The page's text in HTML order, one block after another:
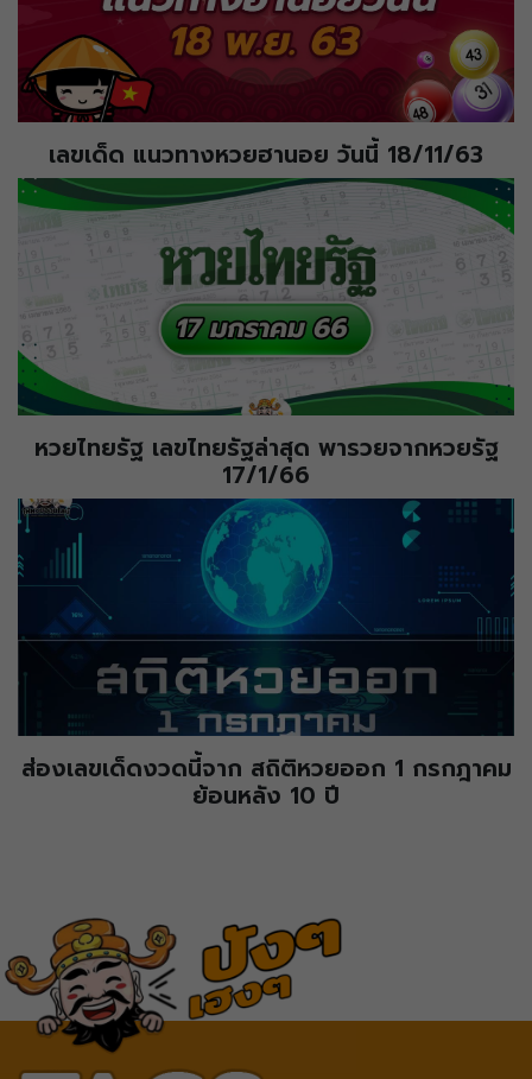
เลขเด็ด แนวทางหวยฮานอย วันนี้ 18/11/63
หวยไทยรัฐ เลขไทยรัฐล่าสุด พารวยจากหวยรัฐ
17/1/66
ส่องเลขเด็ดงวดนี้จาก สถิติหวยออก 1 กรกฎาคม
ย้อนหลัง 10 ปี